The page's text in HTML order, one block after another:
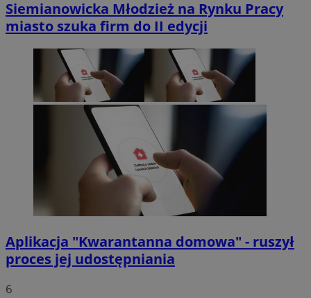
Siemianowicka Młodzież na Rynku Pracy
miasto szuka firm do II edycji
Aplikacja "Kwarantanna domowa" - ruszył
proces jej udostępniania
6